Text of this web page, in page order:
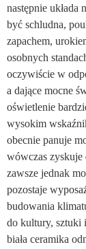
następnie układa
być schludna,
zapachem,
osobnych
oczywiście w
a dające mocne
oświetlenie
wysokim
obecnie panuje
wówczas
zawsze jednak
pozostaje
budowania
do kultury, sztuki
biała ceramika